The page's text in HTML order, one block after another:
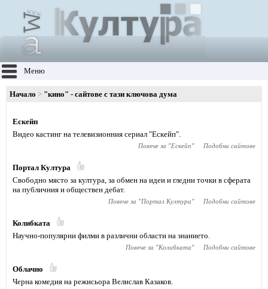
Меню
Начало "кино" - сайтове с тази ключова дума
Ескейп
Видео кастинг на телевизионния сериал "Ескейп".
Повече за "Ескейп" Подобни сайтове
Портал Култура
Свободно място за култура, за обмен на идеи и гледни точки в сферата
на публичния и обществен дебат.
Повече за "Портал Култура" Подобни сайтове
Колибката
Научно-популярни филми в различни области на знанието.
Повече за "Колибката" Подобни сайтове
Облачно
Черна комедия на режисьора Велислав Казаков.